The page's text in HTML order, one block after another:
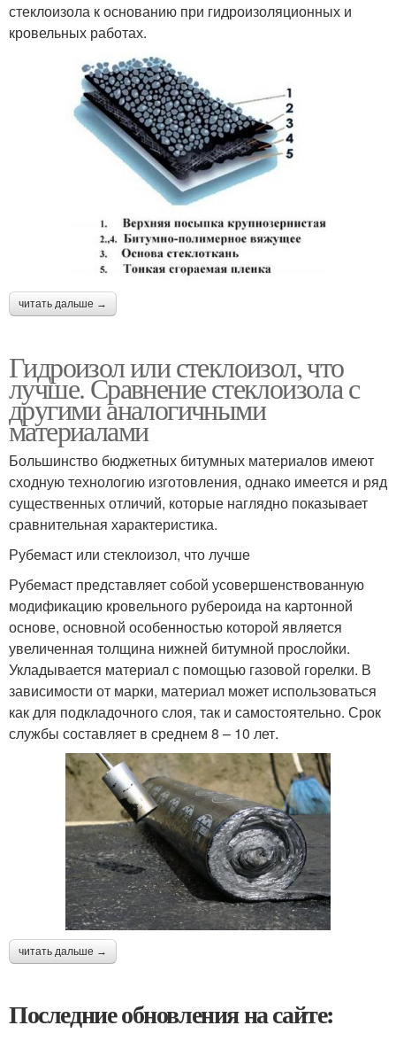
стеклоизола к основанию при гидроизоляционных и
кровельных работах.
читать дальше →
Гидроизол или стеклоизол, что
лучше. Сравнение стеклоизола с
другими аналогичными
материалами
Большинство бюджетных битумных материалов имеют
сходную технологию изготовления, однако имеется и ряд
существенных отличий, которые наглядно показывает
сравнительная характеристика.
Рубемаст или стеклоизол, что лучше
Рубемаст представляет собой усовершенствованную
модификацию кровельного рубероида на картонной
основе, основной особенностью которой является
увеличенная толщина нижней битумной прослойки.
Укладывается материал с помощью газовой горелки. В
зависимости от марки, материал может использоваться
как для подкладочного слоя, так и самостоятельно. Срок
службы составляет в среднем 8 – 10 лет.
читать дальше →
Последние обновления на сайте: